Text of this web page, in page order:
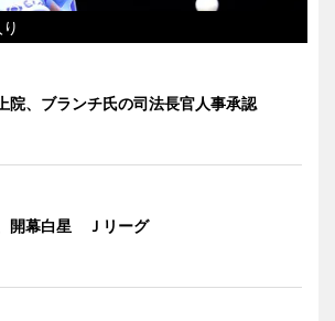
院、ブランチ氏の司法長官人事承認
開幕白星 Ｊリーグ